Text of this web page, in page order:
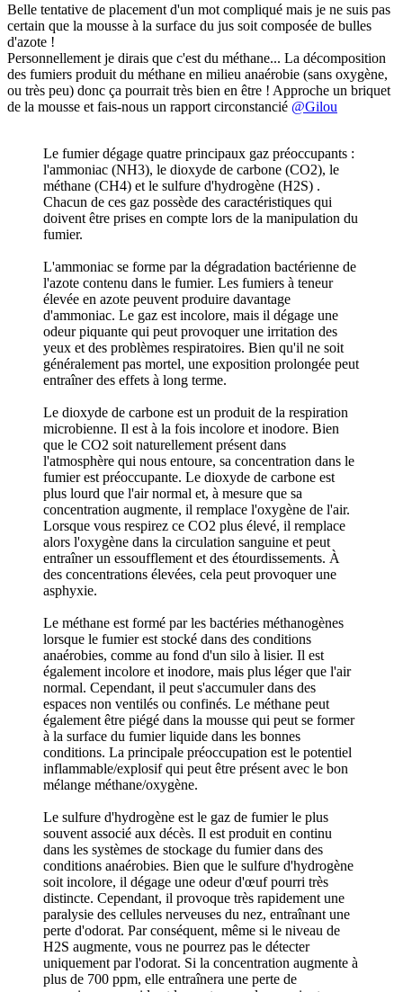
Belle tentative de placement d'un mot compliqué mais je ne suis pas
certain que la mousse à la surface du jus soit composée de bulles
d'azote !
Personnellement je dirais que c'est du méthane... La décomposition
des fumiers produit du méthane en milieu anaérobie (sans oxygène,
ou très peu) donc ça pourrait très bien en être ! Approche un briquet
de la mousse et fais-nous un rapport circonstancié @Gilou
Le fumier dégage quatre principaux gaz préoccupants :
l'ammoniac (NH3), le dioxyde de carbone (CO2), le
méthane (CH4) et le sulfure d'hydrogène (H2S) .
Chacun de ces gaz possède des caractéristiques qui
doivent être prises en compte lors de la manipulation du
fumier.
L'ammoniac se forme par la dégradation bactérienne de
l'azote contenu dans le fumier. Les fumiers à teneur
élevée en azote peuvent produire davantage
d'ammoniac. Le gaz est incolore, mais il dégage une
odeur piquante qui peut provoquer une irritation des
yeux et des problèmes respiratoires. Bien qu'il ne soit
généralement pas mortel, une exposition prolongée peut
entraîner des effets à long terme.
Le dioxyde de carbone est un produit de la respiration
microbienne. Il est à la fois incolore et inodore. Bien
que le CO2 soit naturellement présent dans
l'atmosphère qui nous entoure, sa concentration dans le
fumier est préoccupante. Le dioxyde de carbone est
plus lourd que l'air normal et, à mesure que sa
concentration augmente, il remplace l'oxygène de l'air.
Lorsque vous respirez ce CO2 plus élevé, il remplace
alors l'oxygène dans la circulation sanguine et peut
entraîner un essoufflement et des étourdissements. À
des concentrations élevées, cela peut provoquer une
asphyxie.
Le méthane est formé par les bactéries méthanogènes
lorsque le fumier est stocké dans des conditions
anaérobies, comme au fond d'un silo à lisier. Il est
également incolore et inodore, mais plus léger que l'air
normal. Cependant, il peut s'accumuler dans des
espaces non ventilés ou confinés. Le méthane peut
également être piégé dans la mousse qui peut se former
à la surface du fumier liquide dans les bonnes
conditions. La principale préoccupation est le potentiel
inflammable/explosif qui peut être présent avec le bon
mélange méthane/oxygène.
Le sulfure d'hydrogène est le gaz de fumier le plus
souvent associé aux décès. Il est produit en continu
dans les systèmes de stockage du fumier dans des
conditions anaérobies. Bien que le sulfure d'hydrogène
soit incolore, il dégage une odeur d'œuf pourri très
distincte. Cependant, il provoque très rapidement une
paralysie des cellules nerveuses du nez, entraînant une
perte d'odorat. Par conséquent, même si le niveau de
H2S augmente, vous ne pourrez pas le détecter
uniquement par l'odorat. Si la concentration augmente à
plus de 700 ppm, elle entraînera une perte de